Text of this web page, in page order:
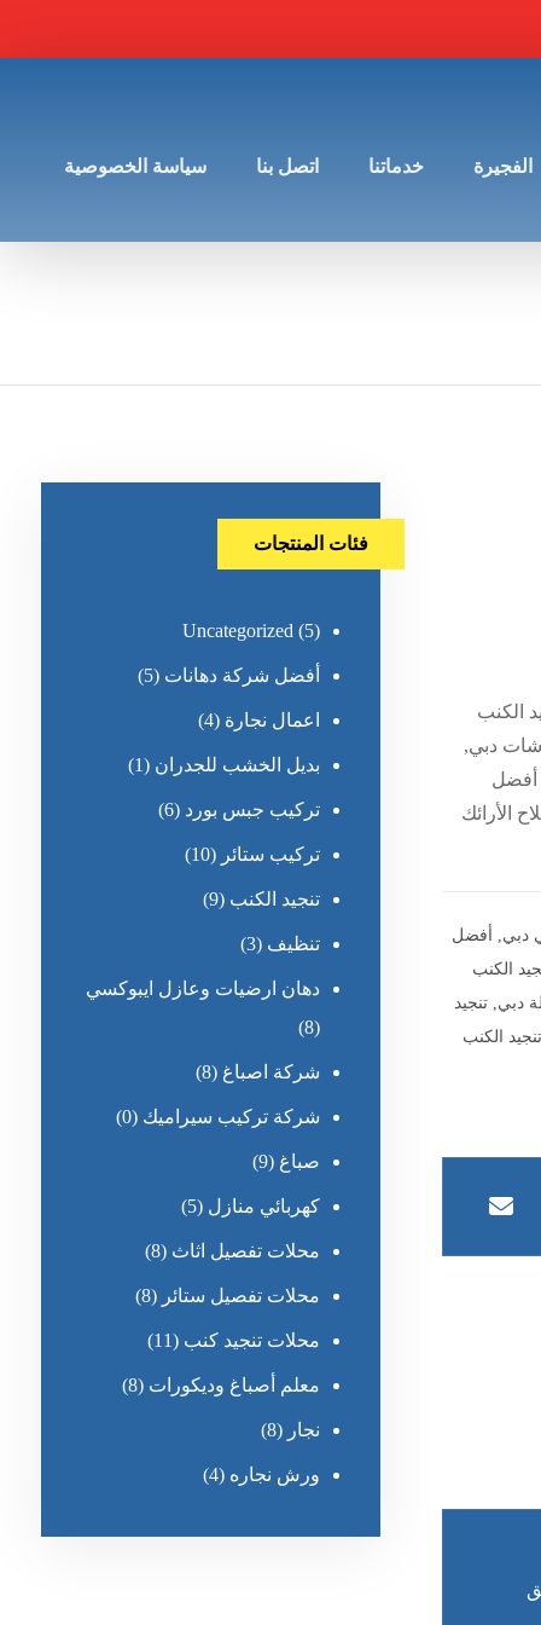
الفجيرة خدماتنا اتصل بنا سياسة الخصوصية
الكنب
دبي,
أفضل
الأرائك
دبي
أفضل
الكنب
دبي ,تنجيد
الكنب
فئات المنتجات
Uncategorized (5)
أفضل شركة دهانات (5)
اعمال نجارة (4)
بديل الخشب للجدران (1)
تركيب جبس بورد (6)
تركيب ستائر (10)
تنجيد الكنب (9)
تنظيف (3)
دهان ارضيات وعازل ايبوكسي
(8)
شركة اصباغ (8)
شركة تركيب سيراميك (0)
صباغ (9)
كهربائي منازل (5)
محلات تفصيل اثاث (8)
محلات تفصيل ستائر (8)
محلات تنجيد كنب (11)
معلم أصباغ وديكورات (8)
نجار (8)
ورش نجاره (4)